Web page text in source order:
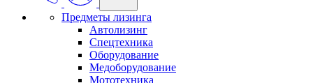
Предметы лизинга
Автолизинг
Спецтехника
Оборудование
Медоборудование
Мототехника